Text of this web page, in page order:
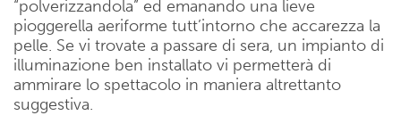
“polverizzandola” ed emanando una lieve
pioggerella aeriforme tutt’intorno che accarezza la
pelle. Se vi trovate a passare di sera, un impianto di
illuminazione ben installato vi permetterà di
ammirare lo spettacolo in maniera altrettanto
suggestiva.